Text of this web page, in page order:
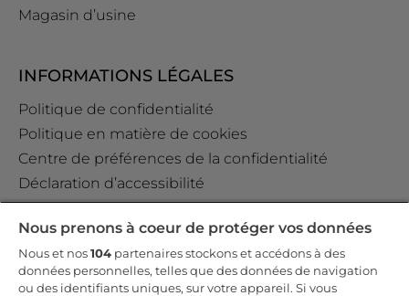
Magasin d’usine
INFORMATIONS LÉGALES
Politique de confidentialité
Politique en matière de cookies
Centre de préférences de la confidentialité
Déclaration d’accessibilité
Data Act Policy
Règlement GPSR (EU) 2023/988 Art. 19
Nous prenons à coeur de protéger vos données
Nous et nos104 partenaires stockons et accédons à des
données personnelles, telles que des données de navigation
ou des identifiants uniques, sur votre appareil. Si vous